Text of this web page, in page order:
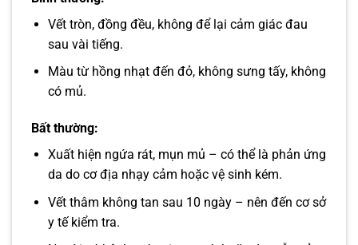
Vết tròn, đồng đều, không để lại cảm giác đau
sau vài tiếng.
Màu từ hồng nhạt đến đỏ, không sưng tấy, không
có mủ.
Bất thường:
Xuất hiện ngứa rát, mụn mủ – có thể là phản ứng
da do cơ địa nhạy cảm hoặc vệ sinh kém.
Vết thâm không tan sau 10 ngày – nên đến cơ sở
y tế kiểm tra.